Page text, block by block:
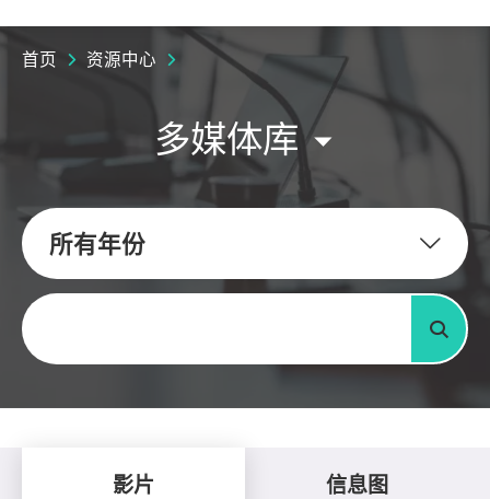
首页 资源中心
多媒体库
所有年份
关键字
搜寻
影片 信息图